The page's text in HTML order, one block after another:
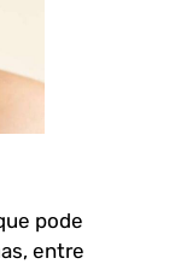
pode
entre